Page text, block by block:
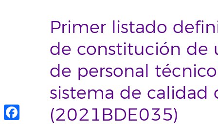
Primer listado
de constitución de
de personal
sistema de calidad
(2021BDE035)